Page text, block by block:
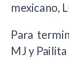
mexicano,
Para
MJ y